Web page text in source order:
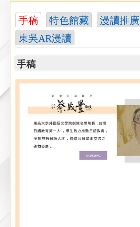
手稿 特色館藏
漫讀推廣
東吳AR漫讀
手稿